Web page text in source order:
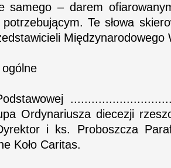
samego – darem
Te słowa
Międzynarodowego
Ordynariusza diecezji
i ks. Proboszcza
Koło Caritas.